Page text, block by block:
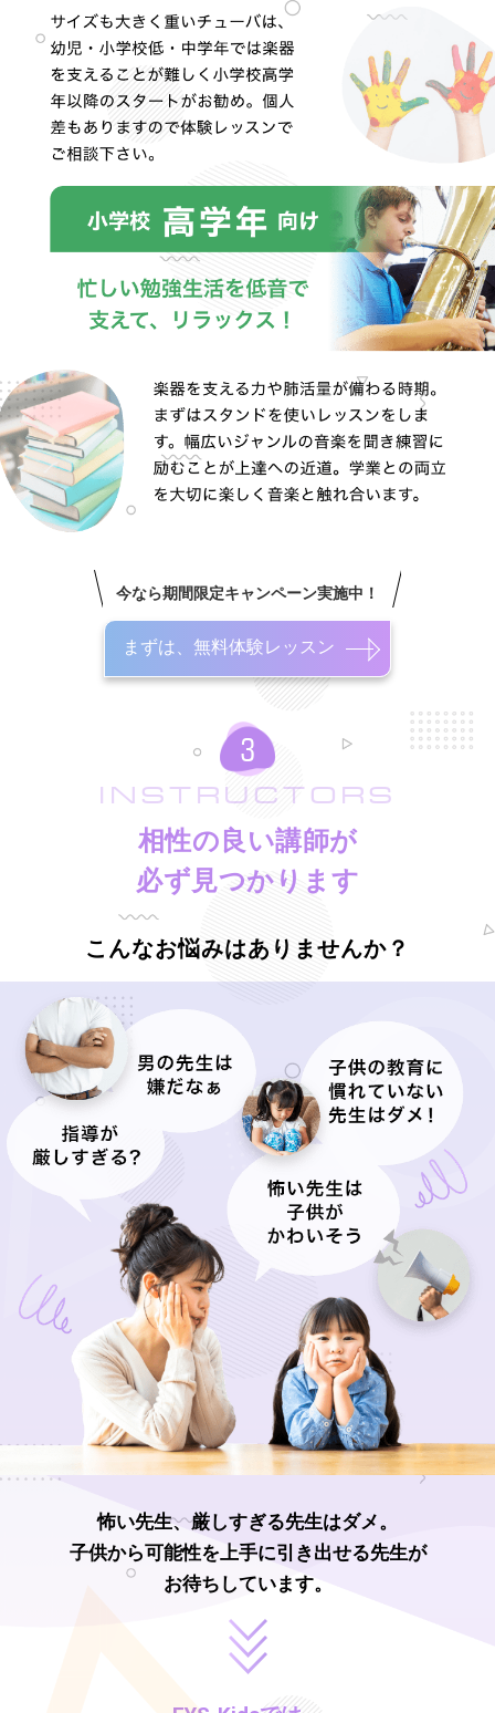
今なら期間限定キャンペーン実施中！
まずは、無料体験レッスン
INSTRUCTORS
相性の良い講師が
必ず見つかります
こんなお悩みはありませんか？
怖い先生、厳しすぎる先生はダメ。
子供から可能性を上手に引き出せる先生が
お待ちしています。